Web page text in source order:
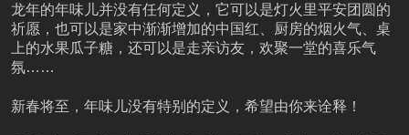
龙年的年味儿并没有任何定义，它可以是灯火里平安团圆的
祈愿，也可以是家中渐渐增加的中国红、厨房的烟火气、桌
上的水果瓜子糖，还可以是走亲访友，欢聚一堂的喜乐气
氛……
新春将至，年味儿没有特别的定义，希望由你来诠释！